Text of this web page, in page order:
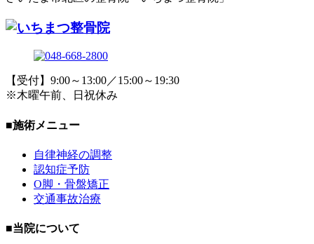
【受付】9:00～13:00／15:00～19:30
※木曜午前、日祝休み
■施術メニュー
自律神経の調整
認知症予防
O脚・骨盤矯正
交通事故治療
■当院について